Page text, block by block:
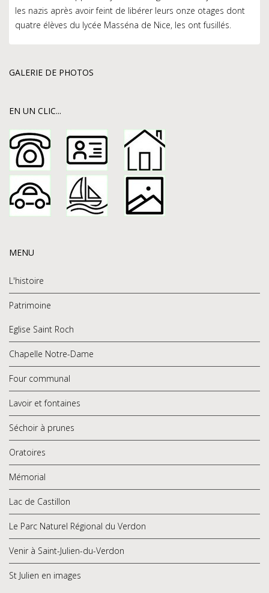
0
1
3
les nazis après avoir feint de libérer leurs onze otages dont
quatre élèves du lycée Masséna de Nice, les ont fusillés.
GALERIE DE PHOTOS
EN UN CLIC...
MENU
L'histoire
Patrimoine
Eglise Saint Roch
Chapelle Notre-Dame
Four communal
Lavoir et fontaines
Séchoir à prunes
Oratoires
Mémorial
Lac de Castillon
Le Parc Naturel Régional du Verdon
Venir à Saint-Julien-du-Verdon
St Julien en images